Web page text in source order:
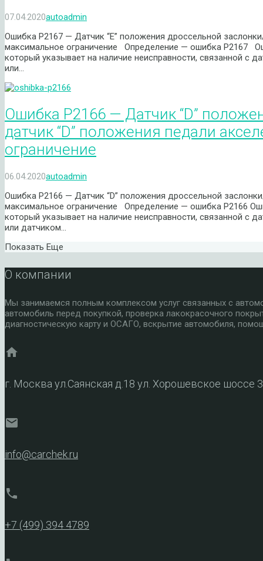
07.04.2020autoadmin
Ошибка P2167 — Датчик “E” положения дроссельной
максимальное ограничение Определение — ошибка P2167
который указывает на наличие неисправности, связанной с
или…
Ошибка P2166 — Датчик “D”
датчик “D” положения педали
ограничение
06.04.2020autoadmin
Ошибка P2166 — Датчик “D” положения дроссельной
максимальное ограничение Определение — ошибка P2166
который указывает на наличие неисправности, связанной с
или датчиком…
Показать Еще
О компании
Мы занимаемся полным комплексом услуг связанных с
автомобиль перед покупкой, проверка лакокрасочного
диагностическую карту и ОСАГО, вскрытие автомобиля,
home
г. Москва ул.Саянская д.18 ул. Хорошевское шоссе
mail
info@carchek.ru
phone
+7 (499) 394 4789